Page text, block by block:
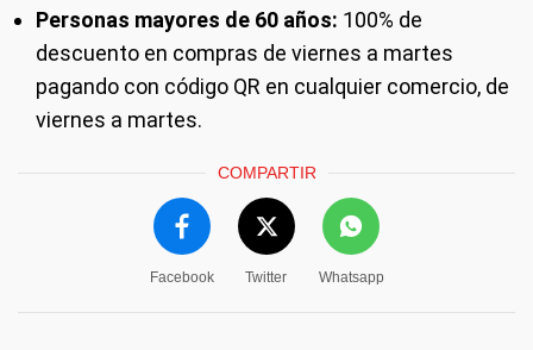
Personas mayores de 60 años: 100% de
descuento en compras de viernes a martes
pagando con código QR en cualquier comercio, de
viernes a martes.
COMPARTIR
Facebook Twitter Whatsapp